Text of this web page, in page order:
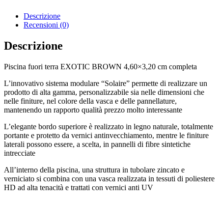
Descrizione
Recensioni (0)
Descrizione
Piscina fuori terra EXOTIC BROWN 4,60×3,20 cm completa
L’innovativo sistema modulare “Solaire” permette di realizzare un
prodotto di alta gamma, personalizzabile sia nelle dimensioni che
nelle finiture, nel colore della vasca e delle pannellature,
mantenendo un rapporto qualità prezzo molto interessante
L’elegante bordo superiore è realizzato in legno naturale, totalmente
portante e protetto da vernici antinvecchiamento, mentre le finiture
laterali possono essere, a scelta, in pannelli di fibre sintetiche
intrecciate
All’interno della piscina, una struttura in tubolare zincato e
verniciato si combina con una vasca realizzata in tessuti di poliestere
HD ad alta tenacità e trattati con vernici anti UV